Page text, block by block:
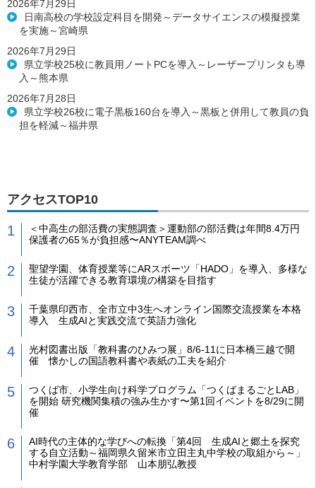
2026年7月29日
日南高校の学校設定科目を開発～データサイエンスの模擬授業
を実施～宮崎県
2026年7月29日
県立学校25校に教員用ノートPCを導入～レーザープリンタも導
入～熊本県
2026年7月28日
県立学校26校に電子黒板160台を導入～黒板と併用して教員の負
担を軽減～福井県
アクセスTOP10
＜中高生の部活費の実態調査＞運動部の部活費は年間8.4万円
保護者の65％が負担感〜ANYTEAM調べ
聖望学園、体育授業等にARスポーツ「HADO」を導入、多様な
生徒が活躍できる教育環境の構築を目指す
千葉県印西市、全市立中3生へオンライン国際交流授業を本格
導入 生成AIと実践交流で英語力強化
光村図書出版「教科書のひみつ展」8/6-11に日本橋三越で開
催 懐かしの国語教科書や表紙の工夫を紹介
つくば市、小学生向け科学プログラム「つくばまるごとLAB」
を開始 研究機関集積の強み生かす〜第1回イベントを8/29に開
催
AI時代の主体的な学びへの転換「第4回 生成AIと郷土を探究
する自立活動～福岡県久留米市立田主丸中学校の取組から～」
中村学園大学教育学部 山本朋弘教授